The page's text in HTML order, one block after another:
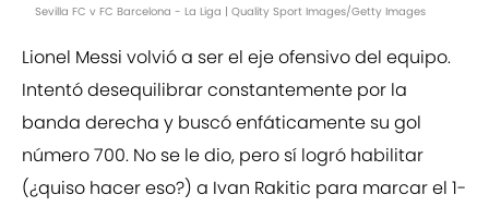
Sevilla FC v FC Barcelona - La Liga | Quality Sport Images/Getty Images
Lionel Messi volvió a ser el eje ofensivo del equipo.
Intentó desequilibrar constantemente por la
banda derecha y buscó enfáticamente su gol
número 700. No se le dio, pero sí logró habilitar
(¿quiso hacer eso?) a Ivan Rakitic para marcar el 1-